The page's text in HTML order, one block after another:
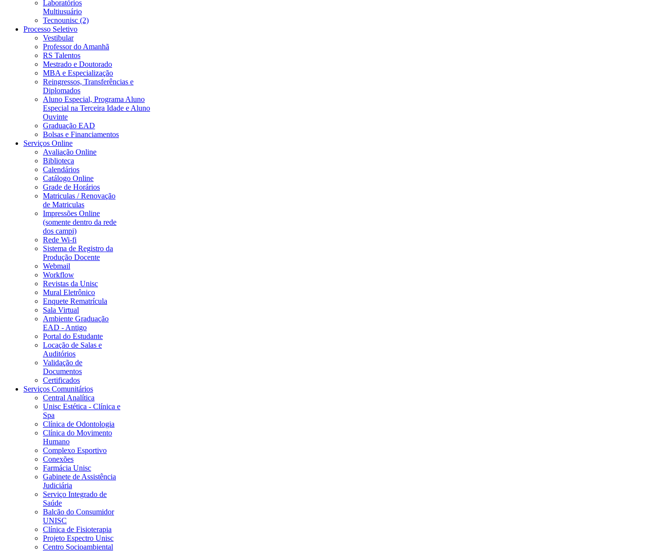
Laboratórios
Multiusuário
Tecnounisc (2)
Processo Seletivo
Vestibular
Professor do Amanhã
RS Talentos
Mestrado e Doutorado
MBA e Especialização
Reingressos, Transferências e
Diplomados
Aluno Especial, Programa Aluno
Especial na Terceira Idade e Aluno
Ouvinte
Graduação EAD
Bolsas e Financiamentos
Serviços Online
Avaliação Online
Biblioteca
Calendários
Catálogo Online
Grade de Horários
Matriculas / Renovação
de Matriculas
Impressões Online
(somente dentro da rede
dos campi)
Rede Wi-fi
Sistema de Registro da
Produção Docente
Webmail
Workflow
Revistas da Unisc
Mural Eletrônico
Enquete Rematrícula
Sala Virtual
Ambiente Graduação
EAD - Antigo
Portal do Estudante
Locação de Salas e
Auditórios
Validação de
Documentos
Certificados
Serviços Comunitários
Central Analítica
Unisc Estética - Clínica e
Spa
Clínica de Odontologia
Clínica do Movimento
Humano
Complexo Esportivo
Conexões
Farmácia Unisc
Gabinete de Assistência
Judiciária
Serviço Integrado de
Saúde
Balcão do Consumidor
UNISC
Clínica de Fisioterapia
Projeto Espectro Unisc
Centro Socioambiental